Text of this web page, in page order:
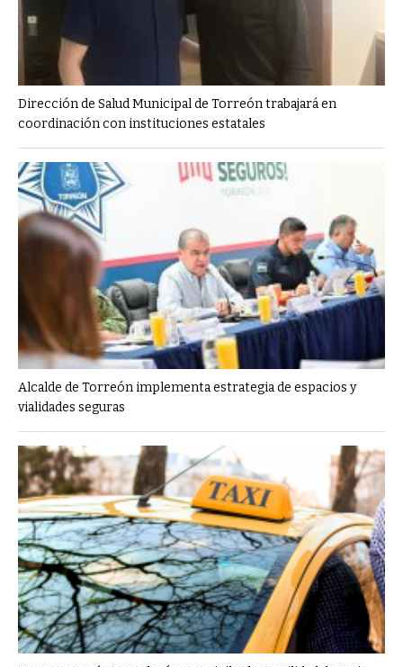
Dirección de Salud Municipal de Torreón trabajará en
coordinación con instituciones estatales
Alcalde de Torreón implementa estrategia de espacios y
vialidades seguras